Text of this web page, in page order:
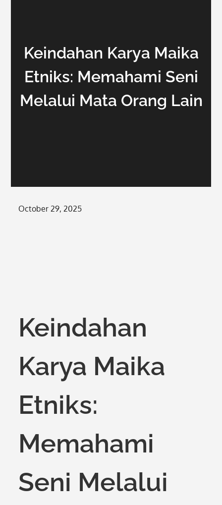
Keindahan Karya Maika
Etniks: Memahami Seni
Melalui Mata Orang Lain
Posted
October 29, 2025
Keindahan
Karya Maika
Etniks:
Memahami
Seni Melalui